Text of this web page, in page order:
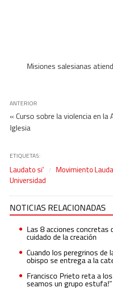
Misiones salesianas
ANTERIOR
« Curso sobre la violencia en
Iglesia
ETIQUETAS:
Laudato si' Movimiento
Universidad
NOTICIAS RELACIONADAS
Las 8 acciones concretas
cuidado de la creación
Cuando los peregrinos de
obispo se entrega a la
Francisco Prieto reta a los
seamos un grupo estufa!”